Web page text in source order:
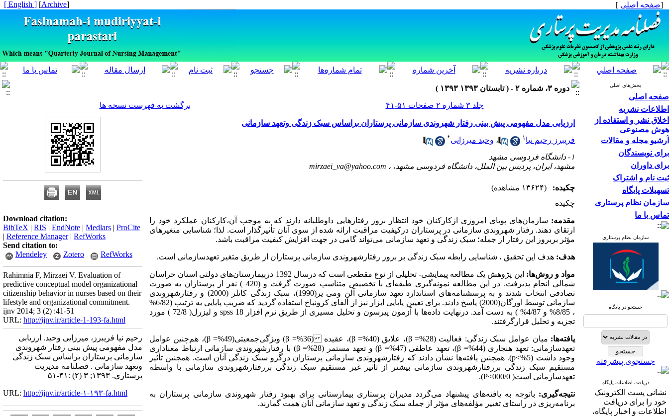
[صفحه اصلی ]
[
Archive
]
[ English ]
بخش‌های اصلی
صفحه اصلی
اطلاعات نشریه
اخلاق نشر و استفاده از
هوش مصنوعی
آرشیو مجله و مقالات
برای نویسندگان
برای داوران
ثبت نام و اشتراک
تسهیلات پایگاه
سازمان نظام پرستاری
تماس با ما
سازمان نظام پرستاری
جستجو در پایگاه
جستجوی پیشرفته
دریافت اطلاعات پایگاه
نشانی پست الکترونیک
خود را برای دریافت
اطلاعات و اخبار پایگاه،
دوره ۳، شماره ۲ - ( تابستان ۱۳۹۳ ۱۳۹۳ )
جلد ۳ شماره ۲ صفحات ۵۱-۴۱
برگشت به فهرست نسخه ها
ارزیابی مدل مفهومی پیش بینی رفتار شهروندی سازمانی پرستاران براساس سبک زندگی وتعهد سازمانی
فریبرز رحیم نیا ۱ ، وحید میرزایی*
۱- دانشگاه فردوسی مشهد
مشهد، ایران، پردیس بین الملل، دانشگاه فردوسی مشهد، ، mirzaei_va@yahoo.com
چکیده:
(۱۳۶۲۴ مشاهده)
چکیده
مقدمه: سازمان‌های پویای امروزی ازکارکنان خود انتظار بروز رفتارهایی داوطلبانه دارند که به موجب آن،کارکنان عملکرد خود را
ارتقای دهند. رفتار شهروندی سازمانی در پرستاران درکیفیت مراقبت ارائه شده از سوی آنان تأثیرگذار است. لذا؛ شناسایی متغیرهای
مؤثر بربروز این رفتار از جمله؛ سبک زندگی و تعهد سازمانی می‌تواند گامی در جهت افزایش کیفیت مراقبت باشد.
هدف: هدف این تحقیق ، شناسایی رابطه سبک زندگی بر بروز رفتارشهروندی ‌سازمانی پرستاران از طریق متغیر تعهدسازمانی است.
مواد و روش‌ها:
این پژوهش یک مطالعه پیمایشی- تحلیلی از نوع مقطعی است که درسال 1392 دربیمارستان‌های دولتی استان خراسان
شمالی انجام پذیرفت. در این مطالعه نمونه‌گیری طبقه‌ای با تخصیص متناسب صورت گرفت و (420 ) نفر از پرستاران به صورت
تصادفی انتخاب شدند و به پرسشنامه‌های استاندارد تعهد سازمانی آلن ومی یر(1990)، سبک زندگی کاتلر (2000) و رفتارشهروندی
سازمانی توسط اورگان(2000) پاسخ دادند. برای تعیین پایایی ابزار نیز از آلفای کرونباخ استفاده گردید که ضریب پایایی به ترتیب (6/82%
، 8/85% و 4/87% ) به دست آمد. درنهایت داده‌ها با آزمون پیرسون و تحلیل مسیری از طریق نرم افزار 18 spss و لیزرل( 72/8 ) مورد
تجزیه و تحلیل قرارگرفتند.
یافته‌ها:
میان­ عوامل سبک زندگی: فعالیت (28%= β)، علایق (40%= β)، عقیده (36%= β) ویژگی‌جمعیتی(49%= β)،­ هم‌چنین­­ عوامل
تعهد­سازمانی: تعهد­ هنجاری (44%= β)، تعهد عاطفی (47%= β) و تعهد مستمر (28%= β) با رفتارشهروندی سازمانی ارتباط معناداری
وجود داشت (5%>p). همچنین یافته‌ها نشان دادند که رفتارشهروندی سازمانی پرستاران درگرو سبک زندگی آنان است. همچنین تأثیر
مستقیم سبک زندگی بررفتارشهروندی سازمانی بیشتر از تأثیر غیر مستقیم سبک زندگی بررفتارشهروندی سازمانی با واسطه
تعهدسازمانی است( 000/0>P).
نتیجه‌گیری: باتوجه به یافته‌های پیشنهاد می‌گردد مدیران پرستاری بیمارستانی برای بهبود رفتار شهروندی ‌سازمانی پرستاران به
برنامه‌ریزی در راستای تغییر مؤلفه‌های مؤثر از جمله سبک زندگی و تعهد سازمانی آنان همت گمارند.
Download citation:
BibTeX | RIS | EndNote | Medlars | ProCite
| Reference Manager| RefWorks
Send citation to:
Mendeley
Zotero RefWorks
Rahimnia F, Mirzaei V. Evaluation of
predictive conceptual model organizational
citizenship behavior in nurses based on their
lifestyle and organizational commitment.
ijnv 2014; 3 (2) :41-51
URL: http://ijnv.ir/article-1-193-fa.html
رحیم نیا فریبرز، میرزایی وحید. ارزیابی
مدل مفهومی پیش بینی رفتار شهروندی
سازمانی پرستاران براساس سبک زندگی
وتعهد سازمانی . فصلنامه مديريت
پرستاري. ۱۳۹۳; ۳ (۲) :۴۱-۵۱
URL: http://ijnv.ir/article-۱-۱۹۳-fa.html